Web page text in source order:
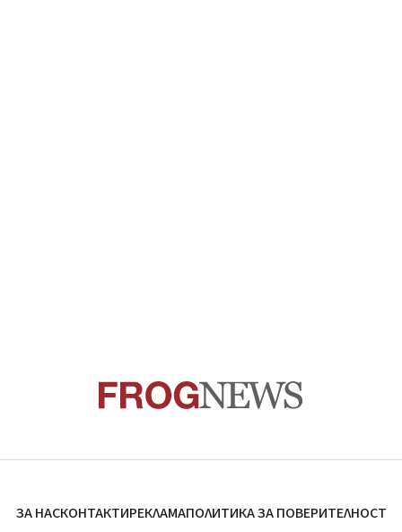
ЗА НАСКОНТАКТИРЕКЛАМАПОЛИТИКА ЗА ПОВЕРИТЕЛНОСТ